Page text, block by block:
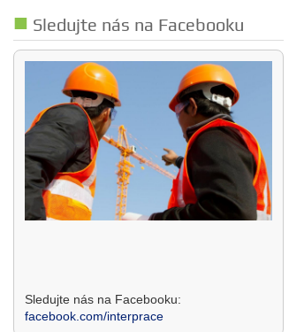
Sledujte nás na Facebooku
Sledujte nás na Facebooku:
facebook.com/interprace